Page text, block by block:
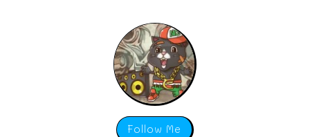
Follow Me